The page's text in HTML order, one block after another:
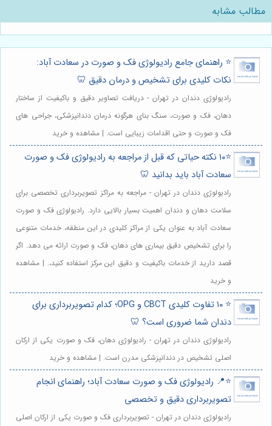
مطالب مشابه
⭐️ راهنمای جامع رادیولوژی فک و صورت در سعادت آباد:
نکات کلیدی برای تشخیص و درمان دقیق 🦷
رادیولوژی دندان در تهران - دریافت تصاویر دقیق و باکیفیت از ساختار
دهان، فک و صورت، سنگ بنای هرگونه درمان دندانپزشکی، جراحی های
فک و صورت و حتی اقدامات زیبایی است. | مشاهده و خرید
⭐️۱۰ نکته حیاتی که قبل از مراجعه به رادیولوژی فک و صورت
سعادت آباد باید بدانید 🦷
رادیولوژی دندان در تهران - مراجعه به مراکز تصویربرداری تخصصی برای
سلامت دهان و دندان اهمیت بسیار بالایی دارد. رادیولوژی فک و صورت
سعادت آباد به عنوان یکی از مراکز کلیدی در این منطقه، خدمات متنوعی
را برای تشخیص دقیق بیماری های دهان، فک و صورت ارائه می دهد. اگر
قصد دارید از خدمات باکیفیت و دقیق این مرکز استفاده کنید،. | مشاهده
و خرید
⭐️ ۱۰ تفاوت کلیدی CBCT و OPG؛ کدام تصویربرداری برای
دندان شما ضروری است؟ 🦷
رادیولوژی دندان در تهران - رادیولوژی دهان، فک و صورت یکی از ارکان
اصلی تشخیص در دندانپزشکی مدرن است. | مشاهده و خرید
⭐️📍 رادیولوژی فک و صورت سعادت آباد؛ راهنمای انجام
تصویربرداری دقیق و تخصصی
رادیولوژی دندان در تهران - تصویربرداری فک و صورت یکی از ارکان اصلی